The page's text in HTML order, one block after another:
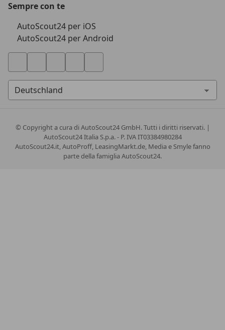
Sempre con te
AutoScout24 per iOS
AutoScout24 per Android
© Copyrighta cura di AutoScout24 GmbH. Tutti i diritti riservati. |
AutoScout24 Italia S.p.a. - P. IVA IT03384980284
AutoScout24.it, AutoProff, LeasingMarkt.de, Media e Smyle fanno
parte della famiglia AutoScout24.